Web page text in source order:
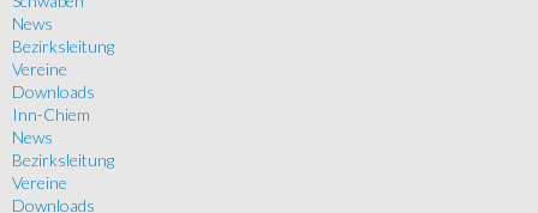
News
Bezirksleitung
Vereine
Downloads
Inn-Chiem
News
Bezirksleitung
Vereine
Downloads